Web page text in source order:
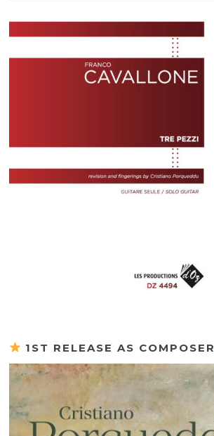
1ST RELEASE AS COMPOSER